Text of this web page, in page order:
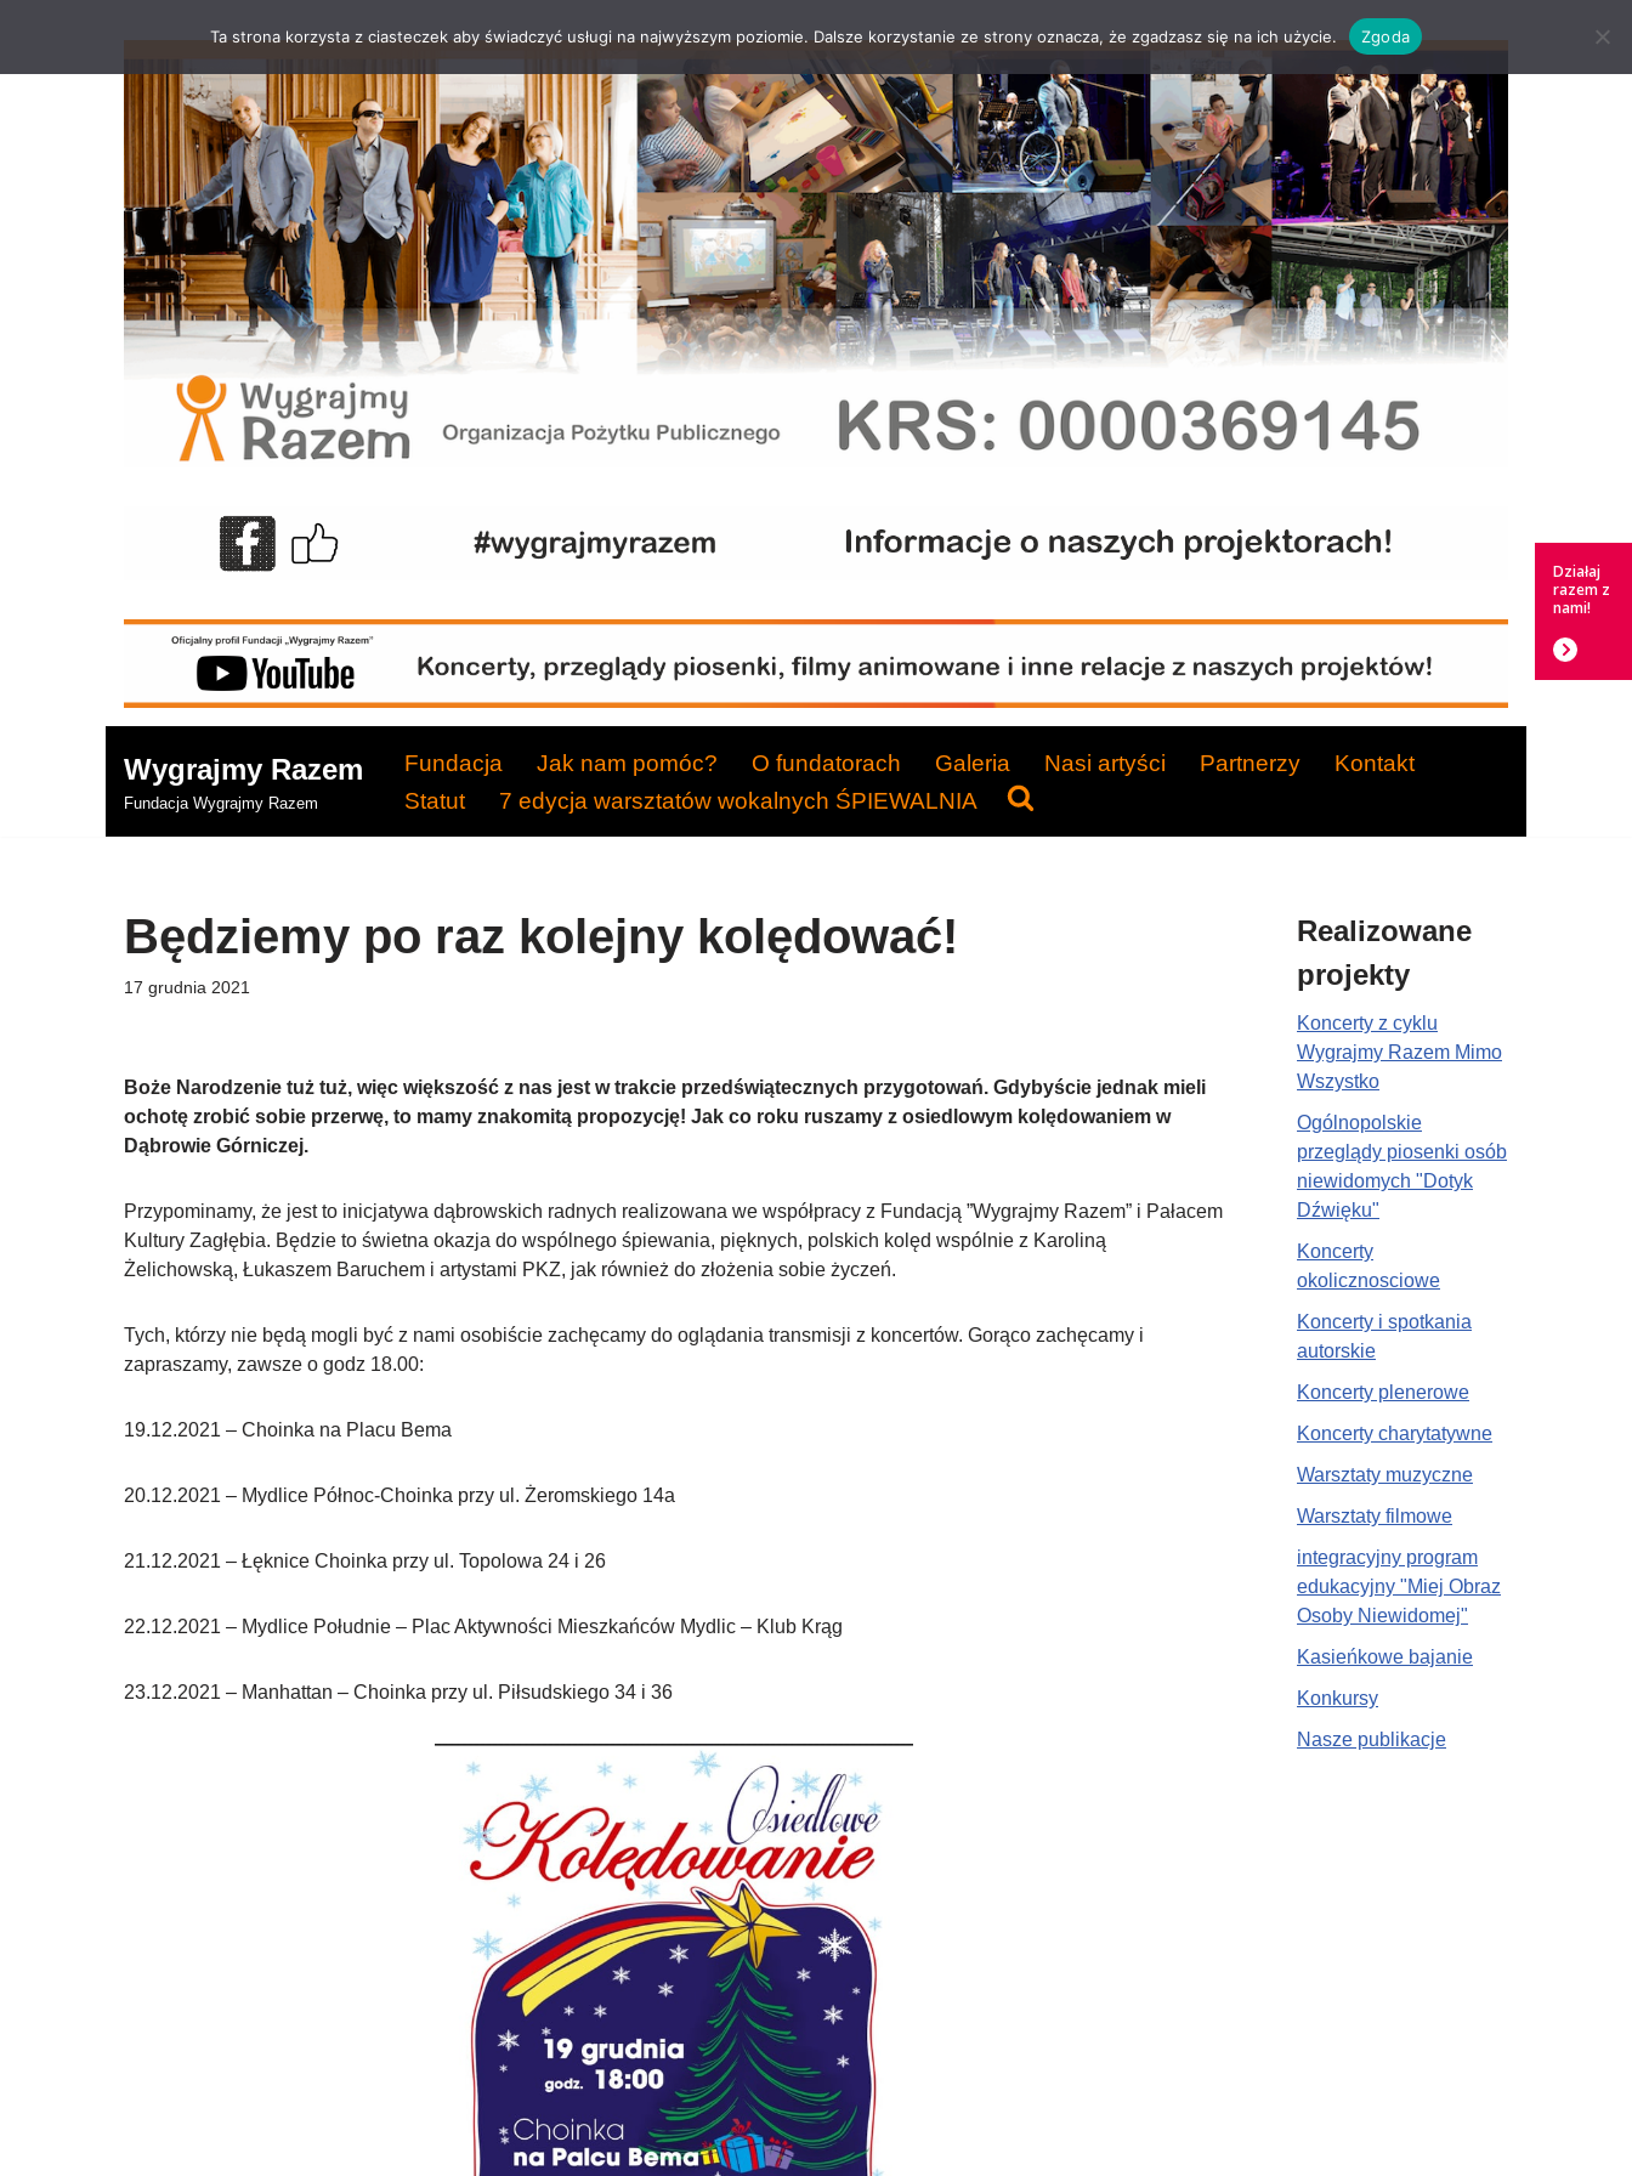
Wygrajmy Razem
Fundacja Wygrajmy Razem
Fundacja Jak nam pomóc? O fundatorach Galeria Nasi artyści Partnerzy
Kontakt
Statut
7 edycja warsztatów wokalnych ŚPIEWALNIA
Będziemy po raz kolejny kolędować!
17 grudnia 2021
Boże Narodzenie tuż tuż, więc większość z nas jest w trakcie przedświątecznych przygotowań. Gdybyście jednak mieli
ochotę zrobić sobie przerwę, to mamy znakomitą propozycję! Jak co roku ruszamy z osiedlowym kolędowaniem w
Dąbrowie Górniczej.
Przypominamy, że jest to inicjatywa dąbrowskich radnych realizowana we współpracy z Fundacją ”Wygrajmy Razem” i Pałacem
Kultury Zagłębia. Będzie to świetna okazja do wspólnego śpiewania, pięknych, polskich kolęd wspólnie z Karoliną
Żelichowską, Łukaszem Baruchem i artystami PKZ, jak również do złożenia sobie życzeń.
Tych, którzy nie będą mogli być z nami osobiście zachęcamy do oglądania transmisji z koncertów. Gorąco zachęcamy i
zapraszamy, zawsze o godz 18.00:
19.12.2021 – Choinka na Placu Bema
20.12.2021 – Mydlice Północ-Choinka przy ul. Żeromskiego 14a
21.12.2021 – Łęknice Choinka przy ul. Topolowa 24 i 26
22.12.2021 – Mydlice Południe – Plac Aktywności Mieszkańców Mydlic – Klub Krąg
23.12.2021 – Manhattan – Choinka przy ul. Piłsudskiego 34 i 36
Realizowane
projekty
Koncerty z cyklu
Wygrajmy Razem Mimo
Wszystko
Ogólnopolskie
przeglądy piosenki osób
niewidomych "Dotyk
Dźwięku"
Koncerty
okolicznosciowe
Koncerty i spotkania
autorskie
Koncerty plenerowe
Koncerty charytatywne
Warsztaty muzyczne
Warsztaty filmowe
integracyjny program
edukacyjny "Miej Obraz
Osoby Niewidomej"
Kasieńkowe bajanie
Konkursy
Nasze publikacje
Ta strona korzysta z ciasteczek aby świadczyć usługi na najwyższym poziomie. Dalsze korzystanie ze strony oznacza, że zgadzasz się na ich użycie. Zgoda
Działaj
razem z
nami!